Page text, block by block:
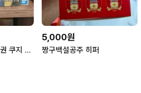
미개봉) 짱구 제일복권 쿠지 A상 로봇아빠 피규어
5,000원
짱구백설공주 히퍼